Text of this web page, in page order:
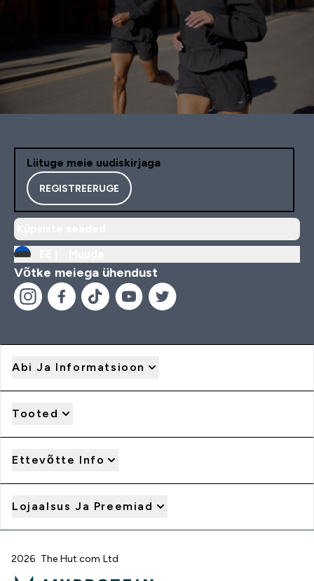
Liituge meie uudiskirjaga
REGISTREERUGE
Võtke meiega ühendust
Abi Ja Informatsioon
Tooted
Ettevõtte Info
Lojaalsus Ja Preemiad
2026 The Hut.com Ltd